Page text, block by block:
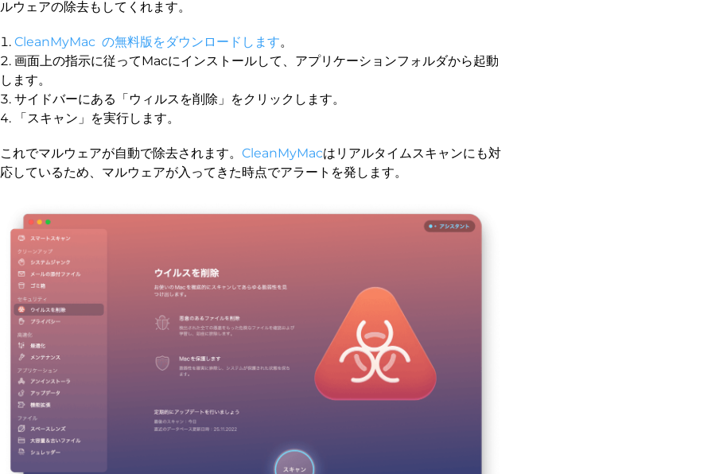
ルウェアの除去もしてくれます。
CleanMyMac の無料版をダウンロードします。
画面上の指示に従ってMacにインストールして、アプリケーションフォルダから起動
します。
サイドバーにある「ウィルスを削除」をクリックします。
「スキャン」を実行します。
これでマルウェアが自動で除去されます。 CleanMyMacはリアルタイムスキャンにも対
応しているため、マルウェアが入ってきた時点でアラートを発します。